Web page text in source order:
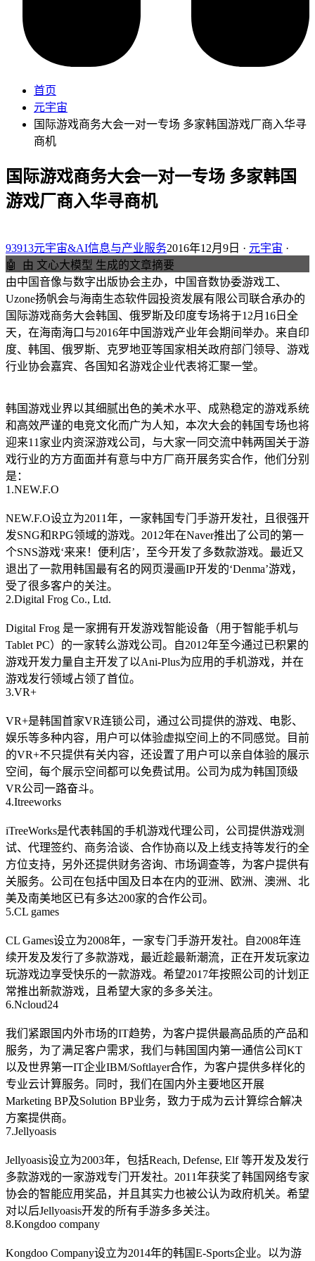
首页
元宇宙
国际游戏商务大会一对一专场 多家韩国游戏厂商入华寻
商机
国际游戏商务大会一对一专场 多家韩国
游戏厂商入华寻商机
93913元宇宙&AI信息与产业服务2016年12月9日 · 元宇宙 ·
🤖
由 文心大模型 生成的文章摘要
由中国音像与数字出版协会主办，中国音数协委游戏工、
Uzone扬帆会与海南生态软件园投资发展有限公司联合承办的
国际游戏商务大会韩国、俄罗斯及印度专场将于12月16日全
天，在海南海口与2016年中国游戏产业年会期间举办。来自印
度、韩国、俄罗斯、克罗地亚等国家相关政府部门领导、游戏
行业协会嘉宾、各国知名游戏企业代表将汇聚一堂。
韩国游戏业界以其细腻出色的美术水平、成熟稳定的游戏系统
和高效严谨的电竞文化而广为人知，本次大会的韩国专场也将
迎来11家业内资深游戏公司，与大家一同交流中韩两国关于游
戏行业的方方面面并有意与中方厂商开展务实合作，他们分别
是：
1.NEW.F.O
NEW.F.O设立为2011年，一家韩国专门手游开发社，且很强开
发SNG和RPG领域的游戏。2012年在Naver推出了公司的第一
个SNS游戏‘来来！便利店’，至今开发了多数款游戏。最近又
退出了一款用韩国最有名的网页漫画IP开发的‘Denma’游戏，
受了很多客户的关注。
2.Digital Frog Co., Ltd.
Digital Frog 是一家拥有开发游戏智能设备（用于智能手机与
Tablet PC）的一家转么游戏公司。自2012年至今通过已积累的
游戏开发力量自主开发了以Ani-Plus为应用的手机游戏，并在
游戏发行领域占领了首位。
3.VR+
VR+是韩国首家VR连锁公司，通过公司提供的游戏、电影、
娱乐等多种内容，用户可以体验虚拟空间上的不同感觉。目前
的VR+不只提供有关内容，还设置了用户可以亲自体验的展示
空间，每个展示空间都可以免费试用。公司为成为韩国顶级
VR公司一路奋斗。
4.Itreeworks
iTreeWorks是代表韩国的手机游戏代理公司，公司提供游戏测
试、代理签约、商务洽谈、合作协商以及上线支持等发行的全
方位支持，另外还提供财务咨询、市场调查等，为客户提供有
关服务。公司在包括中国及日本在内的亚洲、欧洲、澳洲、北
美及南美地区已有多达200家的合作公司。
5.CL games
CL Games设立为2008年，一家专门手游开发社。自2008年连
续开发及发行了多款游戏，最近趁最新潮流，正在开发玩家边
玩游戏边享受快乐的一款游戏。希望2017年按照公司的计划正
常推出新款游戏，且希望大家的多多关注。
6.Ncloud24
我们紧跟国内外市场的IT趋势，为客户提供最高品质的产品和
服务，为了满足客户需求，我们与韩国国内第一通信公司KT
以及世界第一IT企业IBM/Softlayer合作，为客户提供多样化的
专业云计算服务。同时，我们在国内外主要地区开展
Marketing BP及Solution BP业务，致力于成为云计算综合解决
方案提供商。
7.Jellyoasis
Jellyoasis设立为2003年，包括Reach, Defense, Elf 等开发及发行
多款游戏的一家游戏专门开发社。2011年获奖了韩国网络专家
协会的智能应用奖品，并且其实力也被公认为政府机关。希望
对以后Jellyoasis开发的所有手游多多关注。
8.Kongdoo company
Kongdoo Company设立为2014年的韩国E-Sports企业。以为游